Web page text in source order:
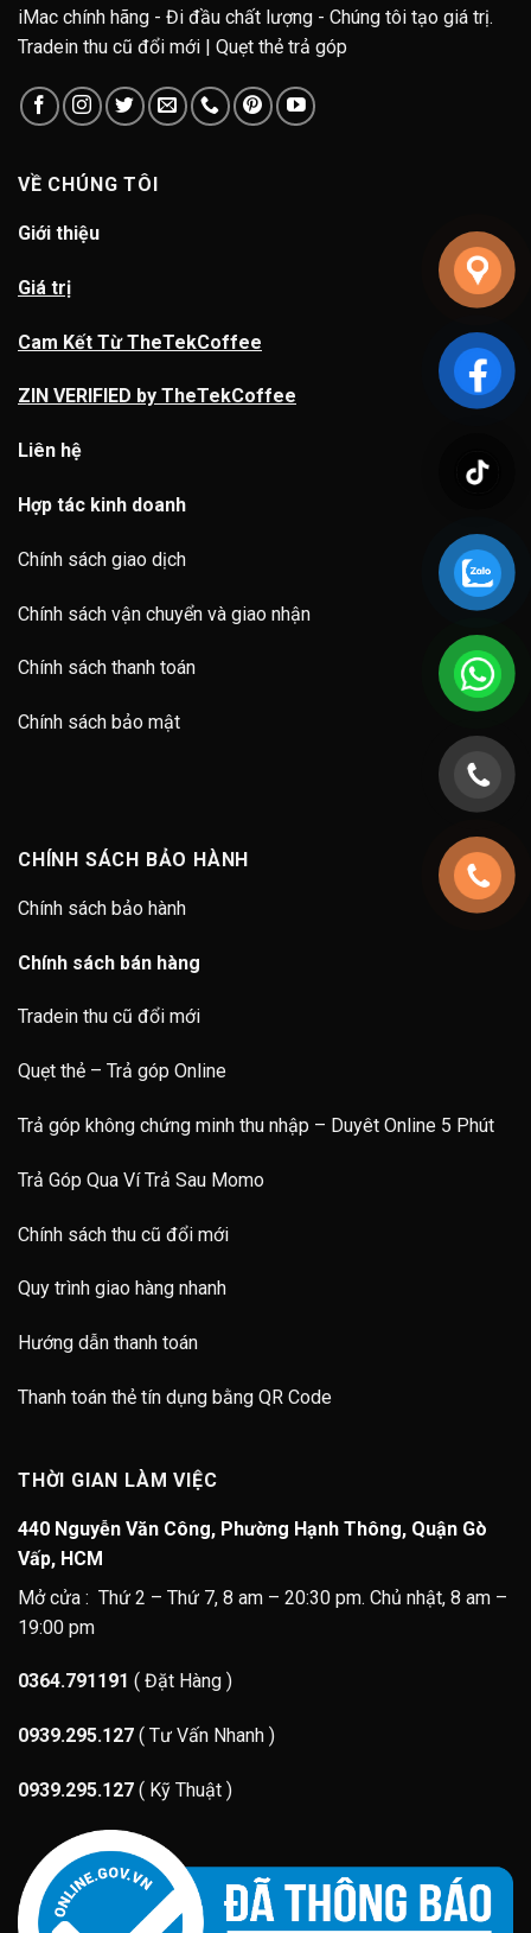
iMac chính hãng - Đi đầu chất lượng - Chúng tôi tạo giá trị.
Tradein thu cũ đổi mới | Quẹt thẻ trả góp
VỀ CHÚNG TÔI
Giới thiệu
Giá trị
Cam Kết Từ TheTekCoffee
ZIN VERIFIED by TheTekCoffee
Liên hệ
Hợp tác kinh doanh
Chính sách giao dịch
Chính sách vận chuyển và giao nhận
Chính sách thanh toán
Chính sách bảo mật
CHÍNH SÁCH BẢO HÀNH
Chính sách bảo hành
Chính sách bán hàng
Tradein thu cũ đổi mới
Quẹt thẻ – Trả góp Online
Trả góp không chứng minh thu nhập – Duyêt Online 5 Phút
Trả Góp Qua Ví Trả Sau Momo
Chính sách thu cũ đổi mới
Quy trình giao hàng nhanh
Hướng dẫn thanh toán
Thanh toán thẻ tín dụng bằng QR Code
THỜI GIAN LÀM VIỆC
440 Nguyễn Văn Công, Phường Hạnh Thông, Quận Gò
Vấp, HCM
Mở cửa : Thứ 2 – Thứ 7, 8 am – 20:30 pm. Chủ nhật, 8 am –
19:00 pm
0364.791191 ( Đặt Hàng )
0939.295.127 ( Tư Vấn Nhanh )
0939.295.127 ( Kỹ Thuật )